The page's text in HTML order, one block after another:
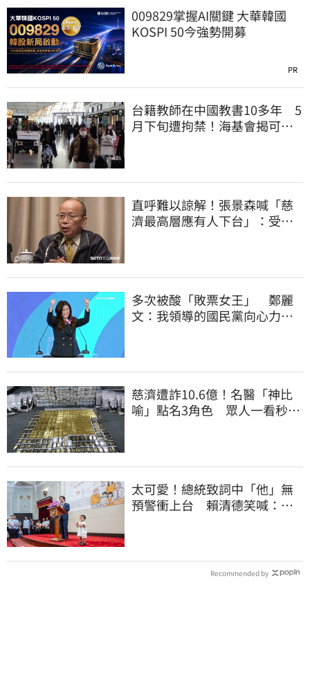
009829掌握AI關鍵 大華韓國
KOSPI 50今強勢開募
PR
台籍教師在中國教書10多年 5
月下旬遭拘禁！海基會揭可能
直呼難以諒解！張景森喊「慈
濟最高層應有人下台」：受害
多次被酸「敗票女王」 鄭麗
文：我領導的國民黨向心力
慈濟遭詐10.6億！名醫「神比
喻」點名3角色 眾人一看秒懂
太可愛！總統致詞中「他」無
預警衝上台 賴清德笑喊：卸
Recommended by